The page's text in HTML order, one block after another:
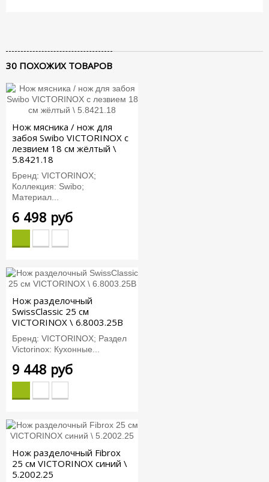
30 ПОХОЖИХ ТОВАРОВ
Нож мясника / нож для
забоя Swibo VICTORINOX с
лезвием 18 см жёлтый \
5.8421.18
Бренд: VICTORINOX;
Коллекция: Swibo;
Материал...
6 498 руб
Нож разделочный
SwissClassic 25 см
VICTORINOX \ 6.8003.25B
Бренд: VICTORINOX; Раздел
Victorinox: Кухонные...
9 448 руб
Нож разделочный Fibrox
25 см VICTORINOX синий \
5.2002.25